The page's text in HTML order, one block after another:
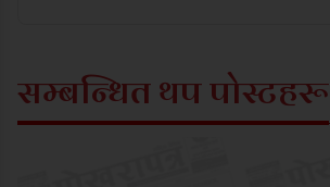
सम्बन्धित थप पोस्टहरू